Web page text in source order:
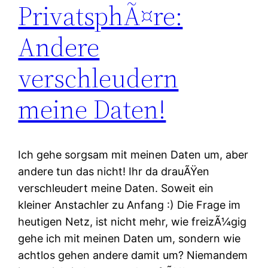
PrivatsphÃ¤re:
Andere
verschleudern
meine Daten!
Ich gehe sorgsam mit meinen Daten um, aber
andere tun das nicht! Ihr da drauÃŸen
verschleudert meine Daten. Soweit ein
kleiner Anstachler zu Anfang :) Die Frage im
heutigen Netz, ist nicht mehr, wie freizÃ¼gig
gehe ich mit meinen Daten um, sondern wie
achtlos gehen andere damit um? Niemandem